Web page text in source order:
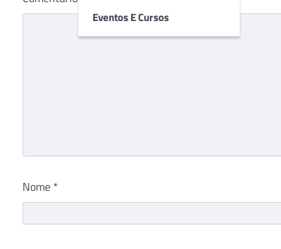
Eventos E Cursos
Nome *